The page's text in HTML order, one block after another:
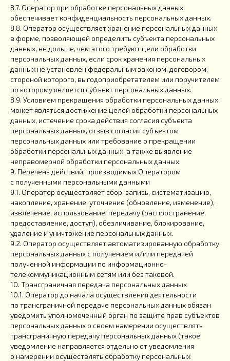
8.7. Оператор при обработке персональных данных
обеспечивает конфиденциальность персональных данных.
8.8. Оператор осуществляет хранение персональных данных
в форме, позволяющей определить субъекта персональных
данных, не дольше, чем этого требуют цели обработки
персональных данных, если срок хранения персональных
данных не установлен федеральным законом, договором,
стороной которого, выгодоприобретателем или поручителем
по которому является субъект персональных данных.
8.9. Условием прекращения обработки персональных данных
может являться достижение целей обработки персональных
данных, истечение срока действия согласия субъекта
персональных данных, отзыв согласия субъектом
персональных данных или требование о прекращении
обработки персональных данных, а также выявление
неправомерной обработки персональных данных.
9. Перечень действий, производимых Оператором
с полученными персональными данными
9.1. Оператор осуществляет сбор, запись, систематизацию,
накопление, хранение, уточнение (обновление, изменение),
извлечение, использование, передачу (распространение,
предоставление, доступ), обезличивание, блокирование,
удаление и уничтожение персональных данных.
9.2. Оператор осуществляет автоматизированную обработку
персональных данных с получением и/или передачей
полученной информации по информационно-
телекоммуникационным сетям или без таковой.
10. Трансграничная передача персональных данных
10.1. Оператор до начала осуществления деятельности
по трансграничной передаче персональных данных обязан
уведомить уполномоченный орган по защите прав субъектов
персональных данных о своем намерении осуществлять
трансграничную передачу персональных данных (такое
уведомление направляется отдельно от уведомления
о намерении осуществлять обработку персональных